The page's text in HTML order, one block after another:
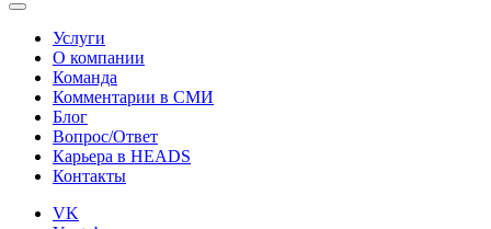
Услуги
О компании
Команда
Комментарии в СМИ
Блог
Вопрос/Ответ
Карьера в HEADS
Контакты
VK